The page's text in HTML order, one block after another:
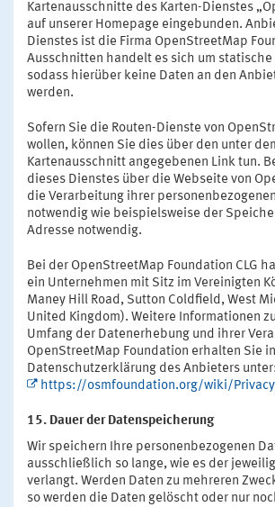
Kartenausschnitte des Karten-Dienstes
auf unserer Homepage eingebunden.
Dienstes ist die Firma OpenStreetMap
Ausschnitten handelt es sich um
sodass hierüber keine Daten an den
werden.
Sofern Sie die Routen-Dienste von
wollen, können Sie dies über den unter
Kartenausschnitt angegebenen Link tun.
dieses Dienstes über die Webseite von
die Verarbeitung ihrer
notwendig wie beispielsweise der
Adresse notwendig.
Bei der OpenStreetMap Foundation CLG
ein Unternehmen mit Sitz im Vereinigten
Maney Hill Road, Sutton Coldfield, West
United Kingdom). Weitere Informationen
Umfang der Datenerhebung und ihrer
OpenStreetMap Foundation erhalten Sie
Datenschutzerklärung des Anbieters
https://osmfoundation.org/wiki/
15. Dauer der Datenspeicherung
Wir speichern Ihre personenbezogenen
ausschließlich so lange, wie es der
verlangt. Werden Daten zu mehreren
so werden die Daten gelöscht oder nur